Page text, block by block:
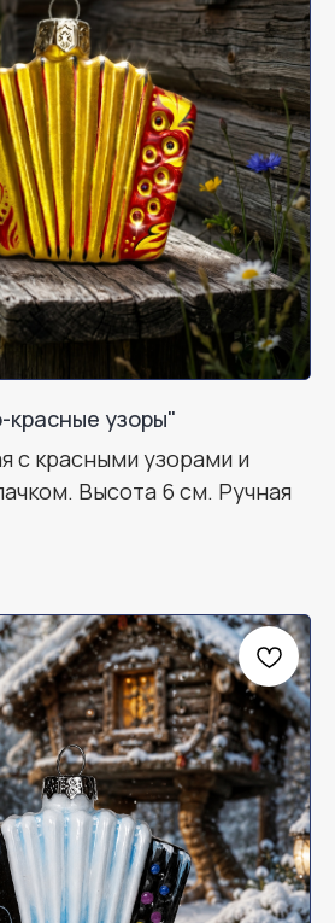
узоры"
с красными узорами и
Высота 6 см. Ручная